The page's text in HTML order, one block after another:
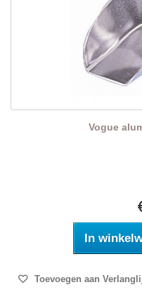
Vogue
In
Toevoegen aan